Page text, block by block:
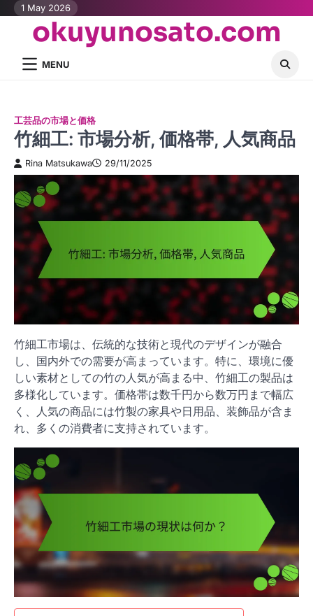
Skip
content
1 May 2026
okuyunosato.com
MENU
工芸品の市場と価格
竹細工: 市場分析, 価格帯, 人気商品
Rina Matsukawa 29/11/2025
竹細工市場は、伝統的な技術と現代のデザインが融合
し、国内外での需要が高まっています。特に、環境に優
しい素材としての竹の人気が高まる中、竹細工の製品は
多様化しています。価格帯は数千円から数万円まで幅広
く、人気の商品には竹製の家具や日用品、装飾品が含ま
れ、多くの消費者に支持されています。